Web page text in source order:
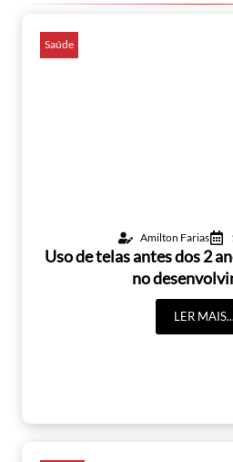
Saúde
Amilton Farias
Uso de telas antes dos 2
no
LER MAIS...